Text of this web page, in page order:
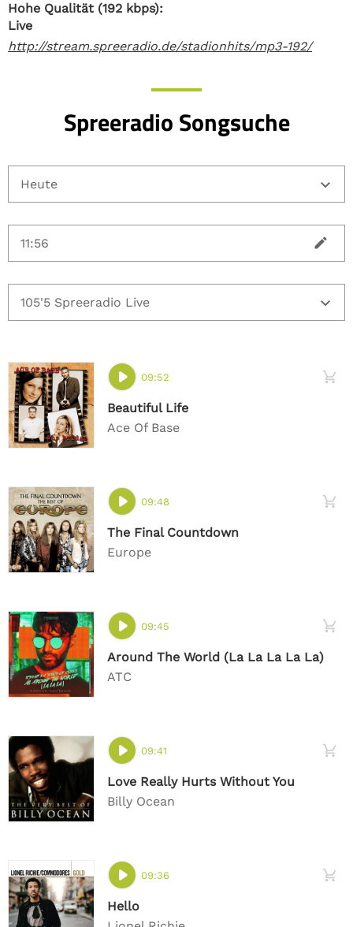
Hohe Qualität (192 kbps):
Live
http://stream.spreeradio.de/stadionhits/mp3-192/
Spreeradio Songsuche
09:52
Beautiful Life
Ace Of Base
09:48
The Final Countdown
Europe
09:45
Around The World (La La La La La)
ATC
09:41
Love Really Hurts Without You
Billy Ocean
09:36
Hello